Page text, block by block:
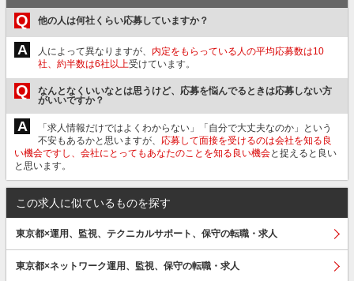
Q 他の人は何社くらい応募していますか？
A 人によって異なりますが、 内定をもらっている人の平均応募数は10
社、約半数は6社以上受けています。
Q
なんとなくいいなとは思うけど、応募を悩んでるときは応募しない方
がいいですか？
A
「求人情報だけではよくわからない」「自分で大丈夫なのか」という
不安もあるかと思いますが、 応募して面接を受けるのは会社を知る良
い機会ですし、会社にとってもあなたのことを知る良い機会と捉えると良い
と思います。
この求人に似ているものを探す
東京都×運用、監視、テクニカルサポート、保守の転職・求人
東京都×ネットワーク運用、監視、保守の転職・求人